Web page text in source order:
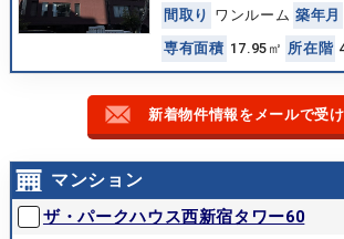
間 取 り ワンルーム 築年月
専有面積 17.95㎡ 所在 階
新着物件情報をメールで受
マンション
ザ・パークハウス西新宿タワー60